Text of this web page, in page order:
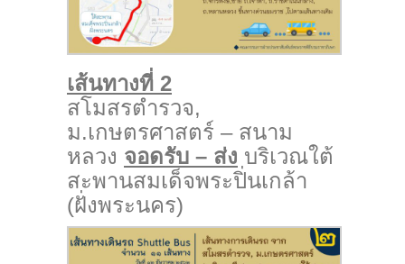
เส้นทางที่ 2
สโมสรตำรวจ,
ม.เกษตรศาสตร์ – สนาม
หลวง จอดรับ – ส่ง บริเวณใต้
สะพานสมเด็จพระปิ่นเกล้า
(ฝั่งพระนคร)